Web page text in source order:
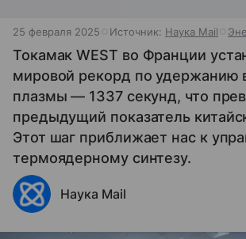
25 февраля 2025 Источник: Наука Mail
Токамак WEST во Франции
мировой рекорд по удержанию
плазмы — 1337 секунд, что
предыдущий показатель
Этот шаг приближает нас к
термоядерному синтезу.
Наука Mail